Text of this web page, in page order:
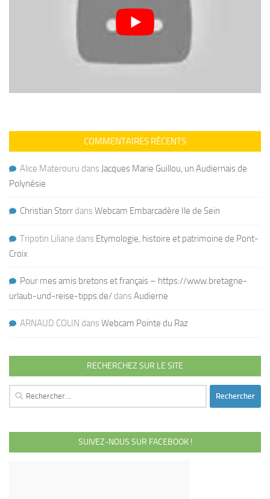
COMMENTAIRES RÉCENTS
Alice Materouru dans Jacques Marie Guillou, un Audiernais de
Polynésie
Christian Storr dans Webcam Embarcadère Ile de Sein
Tripotin Liliane dans Etymologie, histoire et patrimoine de Pont-
Croix
Pour mes amis bretons et français – https://www.bretagne-
urlaub-und-reise-tipps.de/ dans Audierne
ARNAUD COLIN dans Webcam Pointe du Raz
RECHERCHEZ SUR LE SITE
Rechercher :
SUIVEZ-NOUS SUR FACEBOOK !